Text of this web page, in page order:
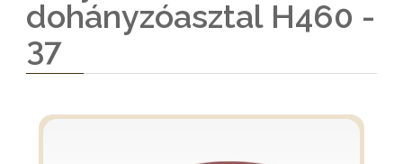
dohányzóasztal H460 -
37